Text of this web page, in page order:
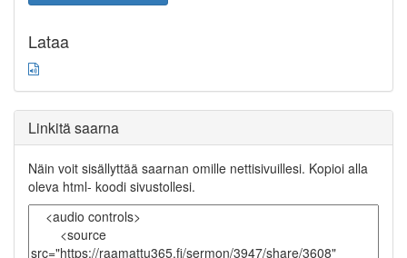
Lataa
Linkitä saarna
Näin voit sisällyttää saarnan omille nettisivuillesi. Kopioi alla
oleva html- koodi sivustollesi.